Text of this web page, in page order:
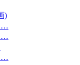
)
…
…
…